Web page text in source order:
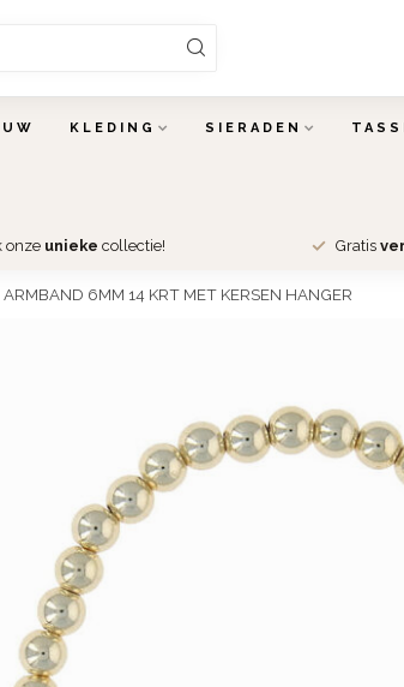
KLEDING SIERADEN
onze unieke collectie! Gratis
6MM 14 KRT MET KERSEN HANGER